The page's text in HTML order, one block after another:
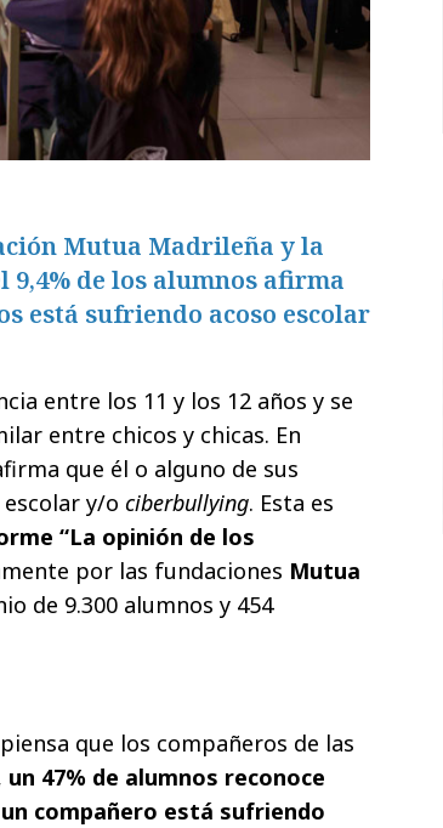
Mutua Madrileña y la
9,4% de los alumnos afirma
está sufriendo acoso escolar
entre los 11 y los 12 años y se
entre chicos y chicas. En
que él o alguno de sus
y/o ciberbullying. Esta es
“La opinión de los
por las fundaciones Mutua
de 9.300 alumnos y 454
que los compañeros de las
un 47% de alumnos reconoce
compañero está sufriendo